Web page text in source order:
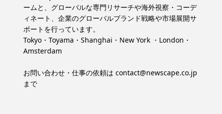
ームと、グローバルな専門リサーチや海外視察・コーデ
ィネート、企業のグローバルブランド戦略や市場展開サ
ポートを行っています。
Tokyo・Toyama・Shanghai・New York ・London・
Amsterdam
お問い合わせ・仕事の依頼は contact@newscape.co.jp
まで